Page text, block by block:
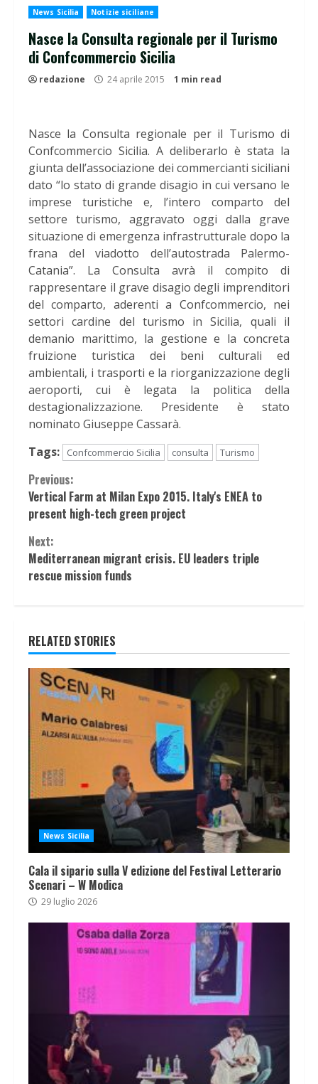
News Sicilia Notizie siciliane
Nasce la Consulta regionale per il Turismo
di Confcommercio Sicilia
redazione 24 aprile 2015 1 min read
Nasce la Consulta regionale per il Turismo di
Confcommercio Sicilia. A deliberarlo è stata la
giunta dell’associazione dei commercianti siciliani
dato “lo stato di grande disagio in cui versano le
imprese turistiche e, l’intero comparto del
settore turismo, aggravato oggi dalla grave
situazione di emergenza infrastrutturale dopo la
frana del viadotto dell’autostrada Palermo-
Catania”. La Consulta avrà il compito di
rappresentare il grave disagio degli imprenditori
del comparto, aderenti a Confcommercio, nei
settori cardine del turismo in Sicilia, quali il
demanio marittimo, la gestione e la concreta
fruizione turistica dei beni culturali ed
ambientali, i trasporti e la riorganizzazione degli
aeroporti, cui è legata la politica della
destagionalizzazione. Presidente è stato
nominato Giuseppe Cassarà.
Tags:
Confcommercio Sicilia consulta Turismo
Continue
Reading
Previous:
Vertical Farm at Milan Expo 2015. Italy's ENEA to
present high-tech green project
Next:
Mediterranean migrant crisis. EU leaders triple
rescue mission funds
RELATED STORIES
News Sicilia
Cala il sipario sulla V edizione del Festival Letterario
Scenari – W Modica
29 luglio 2026